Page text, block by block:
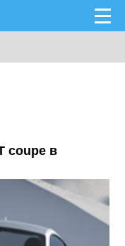
coupe в